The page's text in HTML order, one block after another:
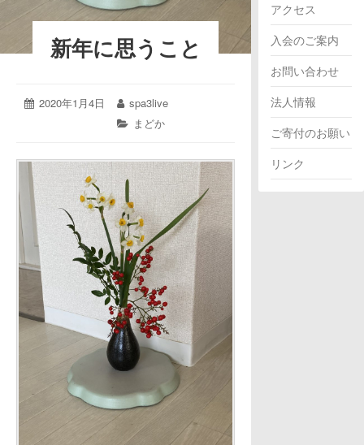
新年に思うこと
投
2020年1月4日
2020
4
日
投
稿
spa3live
カ
ゴ
リ
ー:
まどか
アクセス
入会のご案内
お問い合わせ
法人情報
ご寄付のお願い
リンク